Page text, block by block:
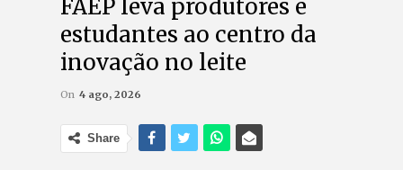
FAEP leva produtores e
estudantes ao centro da
inovação no leite
On 4 ago, 2026
Share